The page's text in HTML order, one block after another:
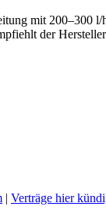
mit 200–300
der
| Verträge hier